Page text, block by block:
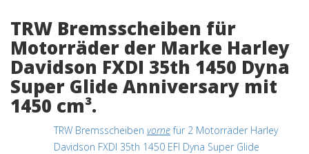
TRW Bremsscheiben für
Motorräder der Marke Harley
Davidson FXDI 35th 1450 Dyna
Super Glide Anniversary mit
1450 cm³.
TRW Bremsscheiben vornefür 2 Motorräder Harley
Davidson FXDI 35th 1450 EFI Dyna Super Glide